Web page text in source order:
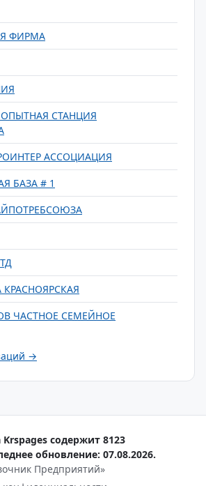
ФИРМА
СТАНЦИЯ
АССОЦИАЦИЯ
БАЗА # 1
ЧАСТНОЕ СЕМЕЙНОЕ
→
содержит 8123
обновление: 07.08.2026.
Предприятий»